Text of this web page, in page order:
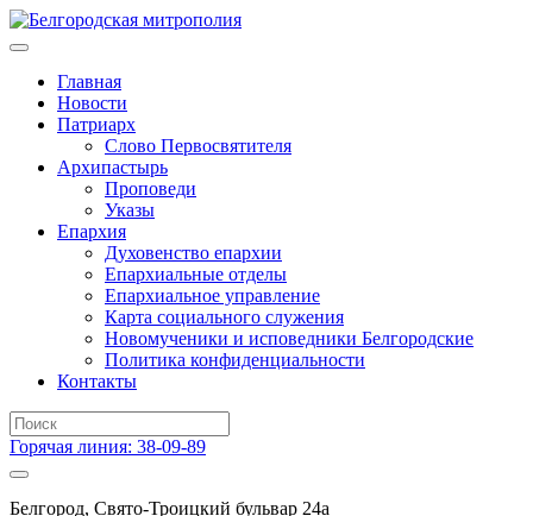
Главная
Новости
Патриарх
Слово Первосвятителя
Архипастырь
Проповеди
Указы
Епархия
Духовенство епархии
Епархиальные отделы
Епархиальное управление
Карта социального служения
Новомученики и исповедники Белгородские
Политика конфиденциальности
Контакты
Горячая линия: 38-09-89
Белгород, Свято-Троицкий бульвар 24а